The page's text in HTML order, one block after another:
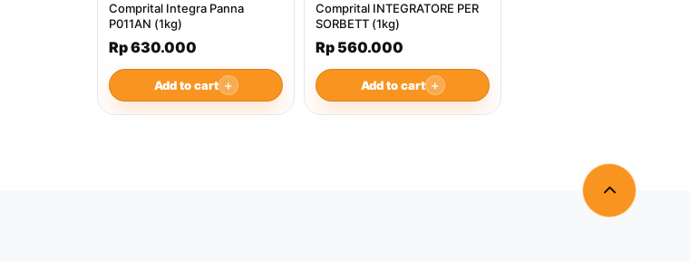
Comprital Integra Panna
P011AN (1kg)
Rp 630.000
Add to cart ＋
Comprital INTEGRATORE PER
SORBETT (1kg)
Rp 560.000
Add to cart ＋